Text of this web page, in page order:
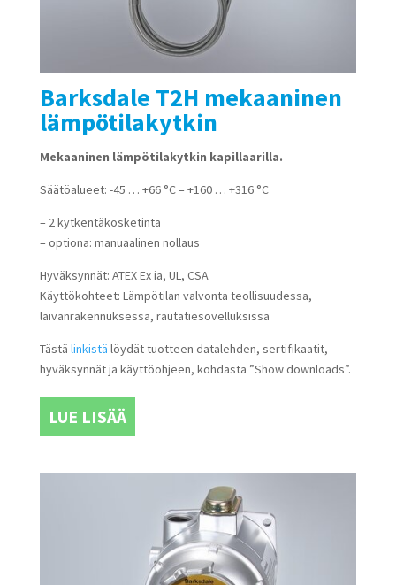
Barksdale T2H mekaaninen
lämpötilakytkin
Mekaaninen lämpötilakytkin kapillaarilla.
Säätöalueet: -45 … +66 °C – +160 … +316 °C
– 2 kytkentäkosketinta
– optiona: manuaalinen nollaus
Hyväksynnät: ATEX Ex ia, UL, CSA
Käyttökohteet: Lämpötilan valvonta teollisuudessa,
laivanrakennuksessa, rautatiesovelluksissa
Tästä linkistä löydät tuotteen datalehden, sertifikaatit,
hyväksynnät ja käyttöohjeen, kohdasta ”Show downloads”.
LUE LISÄÄ